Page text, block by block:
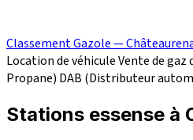
Classement Gazole —
Location de véhiculeVente de gaz
Propane) DAB (Distributeur
Stations essense à